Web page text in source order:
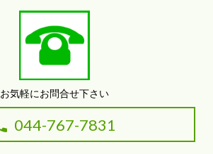
お気軽にお問合せ下さい
044-767-7831